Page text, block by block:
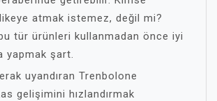
atmak istemez, değil mi?
bu tür ürünleri kullanmadan önce iyi
yapmak şart.
uyandıran Trenbolone
gelişimini hızlandırmak